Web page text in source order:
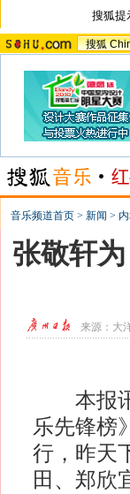
搜狐提
搜狐
音乐频道首页 > 新闻 >
张敬轩
来源： 大
本报讯
乐先锋榜
行，昨天
田、郑欣